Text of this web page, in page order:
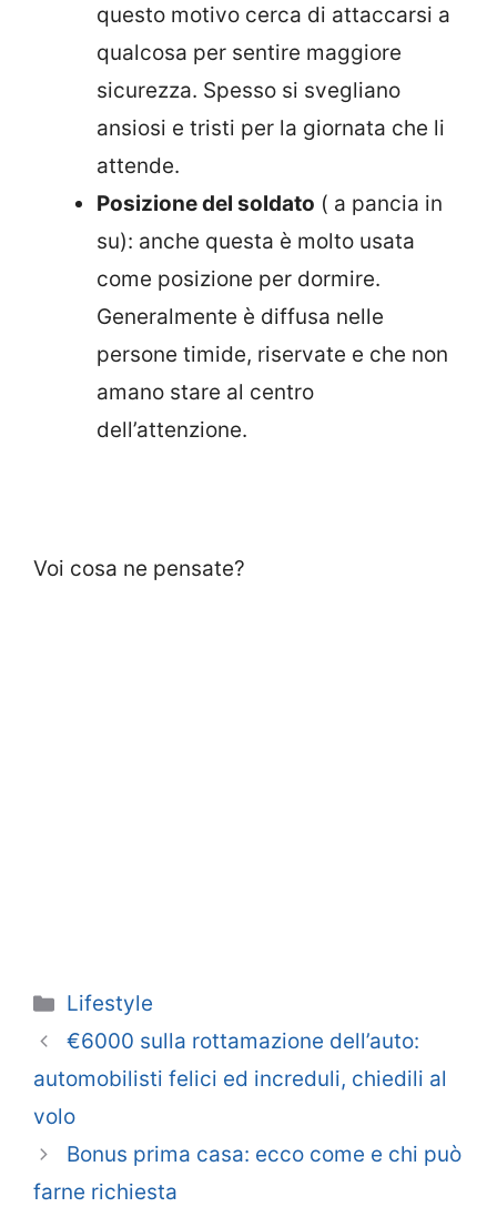
questo motivo cerca di attaccarsi a
qualcosa per sentire maggiore
sicurezza. Spesso si svegliano
ansiosi e tristi per la giornata che li
attende.
Posizione del soldato ( a pancia in
su): anche questa è molto usata
come posizione per dormire.
Generalmente è diffusa nelle
persone timide, riservate e che non
amano stare al centro
dell’attenzione.
Voi cosa ne pensate?
Categorie
Lifestyle
€6000 sulla rottamazione dell’auto:
automobilisti felici ed increduli, chiedili al
volo
Bonus prima casa: ecco come e chi può
farne richiesta